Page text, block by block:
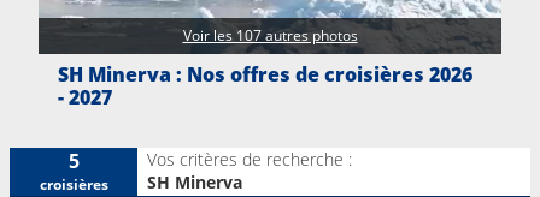
SH Minerva : Nos offres de croisières 2026
- 2027
Voir les 107 autres photos
5
croisières
Vos critères de recherche :
SH Minerva